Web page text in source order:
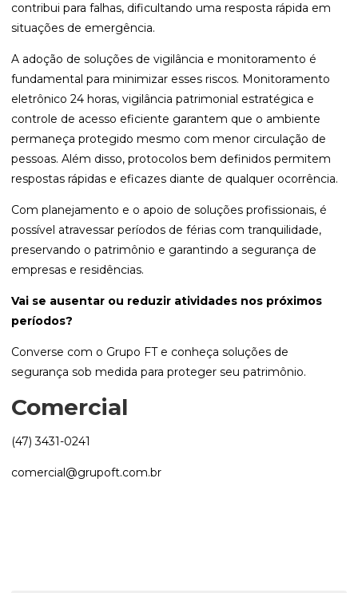
contribui para falhas, dificultando uma resposta rápida em
situações de emergência.
A adoção de soluções de vigilância e monitoramento é
fundamental para minimizar esses riscos. Monitoramento
eletrônico 24 horas, vigilância patrimonial estratégica e
controle de acesso eficiente garantem que o ambiente
permaneça protegido mesmo com menor circulação de
pessoas. Além disso, protocolos bem definidos permitem
respostas rápidas e eficazes diante de qualquer ocorrência.
Com planejamento e o apoio de soluções profissionais, é
possível atravessar períodos de férias com tranquilidade,
preservando o patrimônio e garantindo a segurança de
empresas e residências.
Vai se ausentar ou reduzir atividades nos próximos
períodos?
Converse com o Grupo FT e conheça soluções de
segurança sob medida para proteger seu patrimônio.
Comercial
(47) 3431-0241
comercial@grupoft.com.br